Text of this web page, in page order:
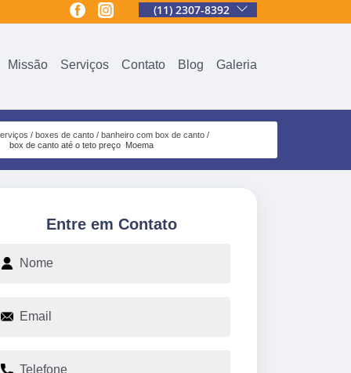
(11) 2307-8392
Missão Serviços Contato Blog Galeria
boxes de canto
banheiro com box de canto
box de canto até o teto preço Moema
Entre em Contato